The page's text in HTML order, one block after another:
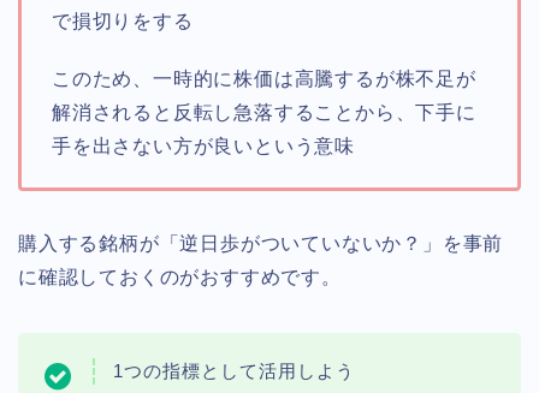
で損切りをする
このため、一時的に株価は高騰するが株不足が
解消されると反転し急落することから、下手に
手を出さない方が良いという意味
購入する銘柄が「逆日歩がついていないか？」を事前
に確認しておくのがおすすめです。
1つの指標として活用しよう